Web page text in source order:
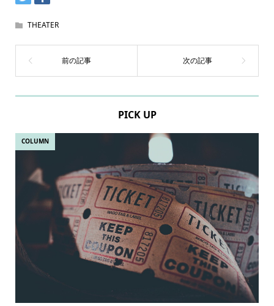
THEATER
PICK UP
COLUMN